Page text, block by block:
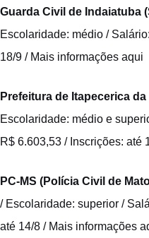
Guarda Civil de Indaiatuba
Escolaridade: médio /
18/9 / Mais informações aqui
Prefeitura de Itapecerica da
Escolaridade: médio e
R$ 6.603,53 / Inscrições: até
PC-MS (Polícia Civil de
/ Escolaridade: superior /
até 14/8 / Mais informações